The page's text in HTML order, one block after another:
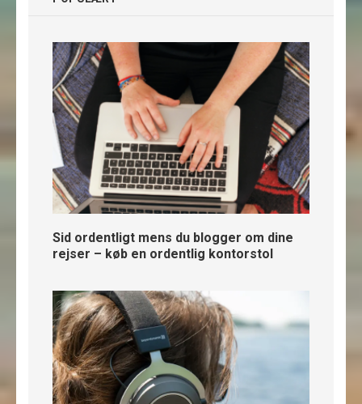
Sid ordentligt mens du blogger om dine
rejser – køb en ordentlig kontorstol